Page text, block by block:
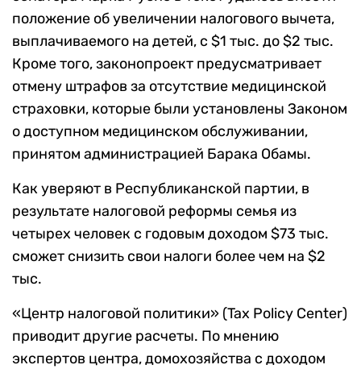
положение об увеличении налогового вычета,
выплачиваемого на детей, с $1 тыс. до $2 тыс.
Кроме того, законопроект предусматривает
отмену штрафов за отсутствие медицинской
страховки, которые были установлены Законом
о доступном медицинском обслуживании,
принятом администрацией Барака Обамы.
Как уверяют в Республиканской партии, в
результате налоговой реформы семья из
четырех человек с годовым доходом $73 тыс.
сможет снизить свои налоги более чем на $2
тыс.
«Центр налоговой политики» (Tax Policy Center)
приводит другие расчеты. По мнению
экспертов центра, домохозяйства с доходом